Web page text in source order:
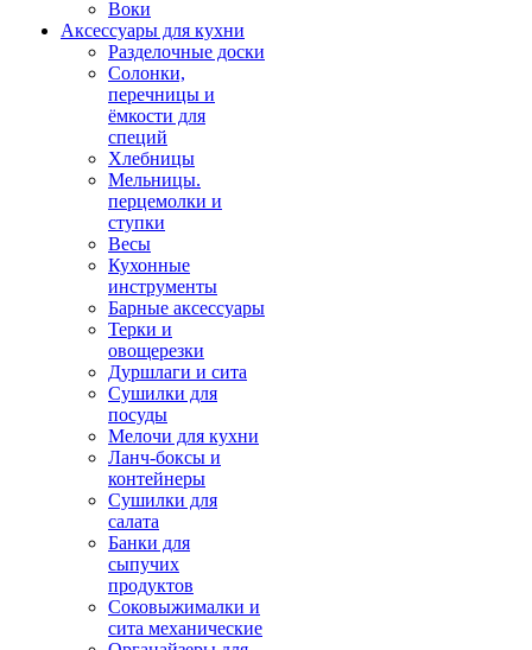
Воки
Аксессуары для кухни
Разделочные доски
Солонки,
перечницы и
ёмкости для
специй
Хлебницы
Мельницы.
перцемолки и
ступки
Весы
Кухонные
инструменты
Барные аксессуары
Терки и
овощерезки
Дуршлаги и сита
Сушилки для
посуды
Мелочи для кухни
Ланч-боксы и
контейнеры
Сушилки для
салата
Банки для
сыпучих
продуктов
Соковыжималки и
сита механические